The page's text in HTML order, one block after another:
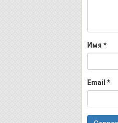
Имя *
Email *